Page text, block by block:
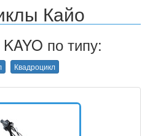
Кайо
по типу:
Квадроцикл